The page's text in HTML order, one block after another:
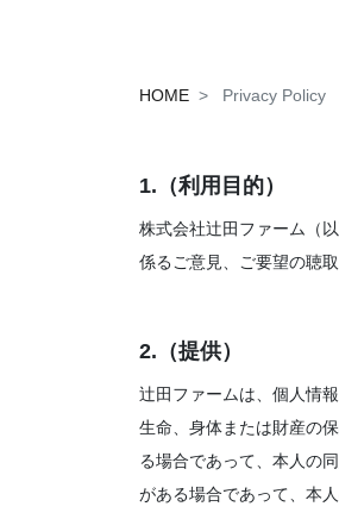
HOME Privacy Policy
1.（利用目的）
株式会社辻田ファーム（
係るご意見、ご要望の聴
2.（提供）
辻田ファームは、個人情
生命、身体または財産の
る場合であって、本人の
がある場合であって、本